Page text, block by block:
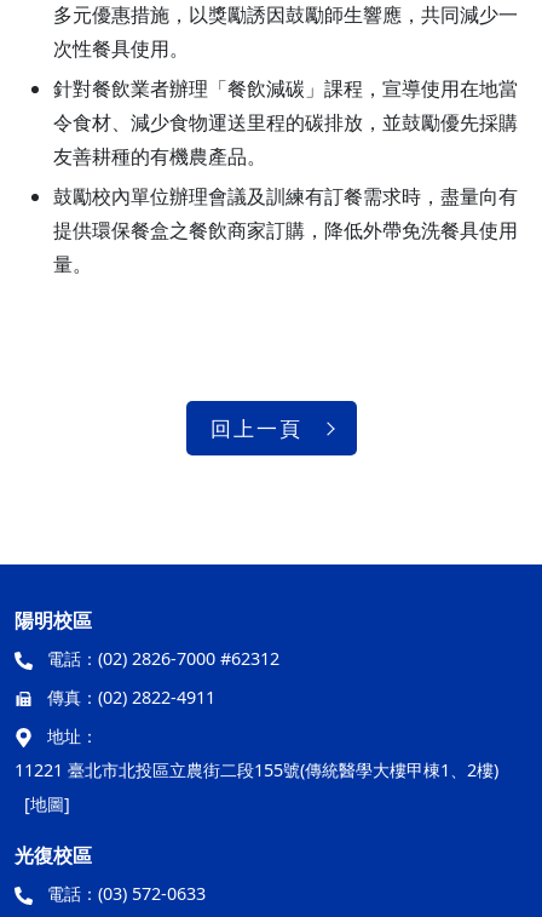
多元優惠措施，以獎勵誘因鼓勵師生響應，共同減少一
次性餐具使用。
針對餐飲業者辦理「餐飲減碳」課程，宣導使用在地當
令食材、減少食物運送里程的碳排放，並鼓勵優先採購
友善耕種的有機農產品。
鼓勵校內單位辦理會議及訓練有訂餐需求時，盡量向有
提供環保餐盒之餐飲商家訂購，降低外帶免洗餐具使用
量。
回上一頁
陽明校區
電話： (02) 2826-7000 #62312
傳真： (02) 2822-4911
地址：
11221 臺北市北投區立農街二段155號(傳統醫學大樓甲棟1、2樓)
[地圖]
光復校區
電話： (03) 572-0633